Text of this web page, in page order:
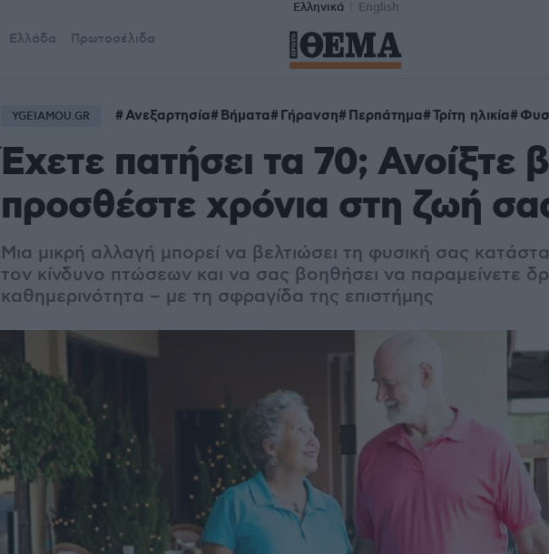
Ελληνικά English
Ελλάδα Πρωτοσέλιδα
YGEIAMOU.GR Ανεξαρτησία Βήματα Γήρανση Περπάτημα Τρίτη ηλικία
Έχετε πατήσει τα 70; Ανοίξτε
προσθέστε χρόνια στη ζωή
Μια μικρή αλλαγή μπορεί να βελτιώσει τη φυσική σας
τον κίνδυνο πτώσεων και να σας βοηθήσει να παραμείνετε
καθημερινότητα – με τη σφραγίδα της επιστήμης